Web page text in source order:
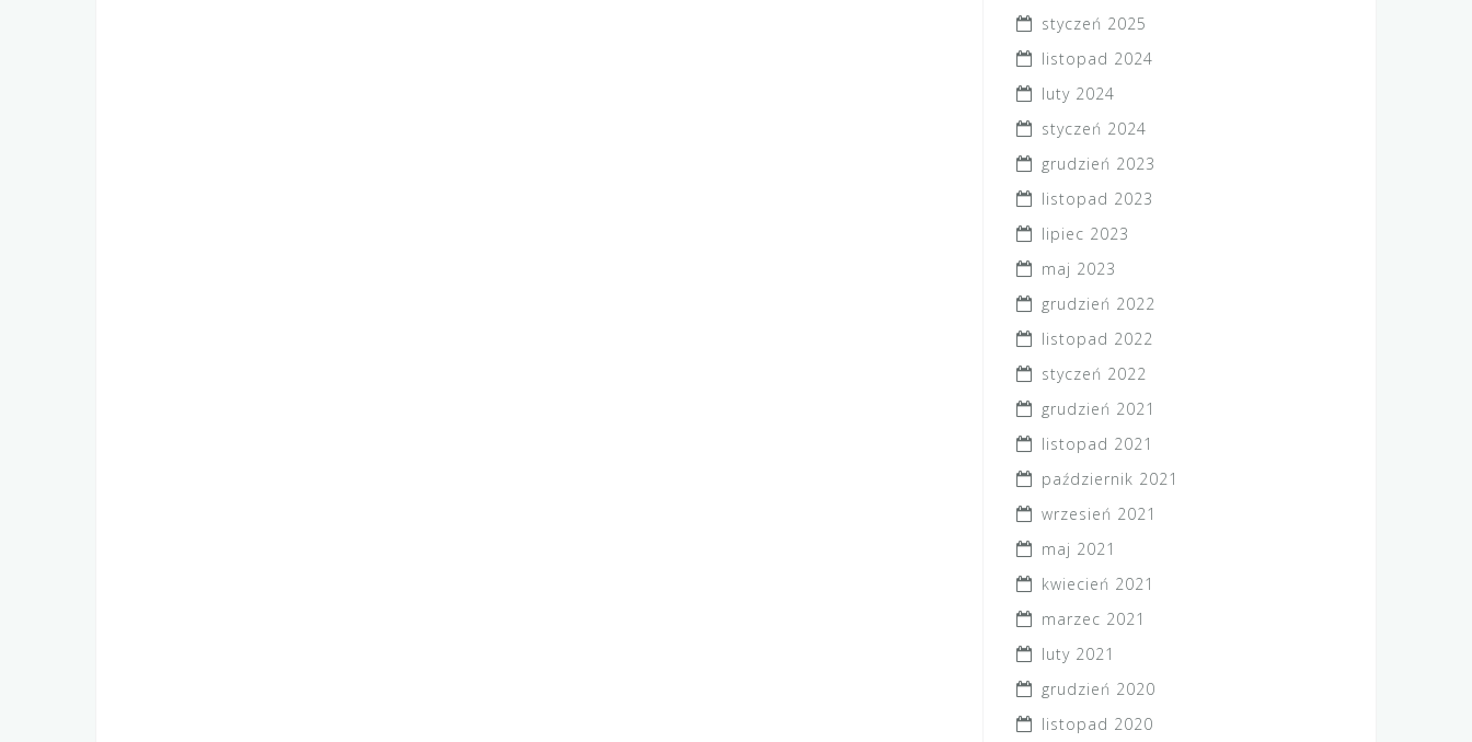
styczeń 2025
listopad 2024
luty 2024
styczeń 2024
grudzień 2023
listopad 2023
lipiec 2023
maj 2023
grudzień 2022
listopad 2022
styczeń 2022
grudzień 2021
listopad 2021
październik 2021
wrzesień 2021
maj 2021
kwiecień 2021
marzec 2021
luty 2021
grudzień 2020
listopad 2020